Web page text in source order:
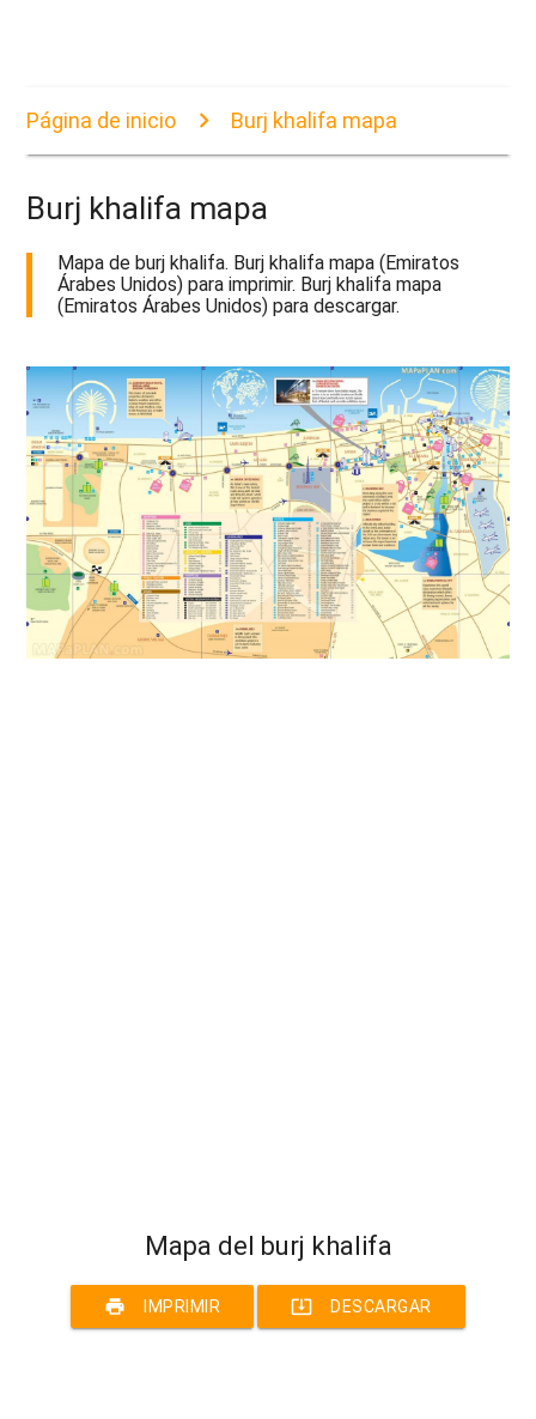
Página de inicio Burj khalifa mapa
Burj khalifa mapa
Mapa de burj khalifa. Burj khalifa mapa (Emiratos
Árabes Unidos) para imprimir. Burj khalifa mapa
(Emiratos Árabes Unidos) para descargar.
Mapa del burj khalifa
print IMPRIMIR system_update_alt DESCARGAR